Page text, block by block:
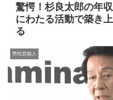
驚愕！杉良太郎の年
にわたる活動で築き
る
男性芸能人